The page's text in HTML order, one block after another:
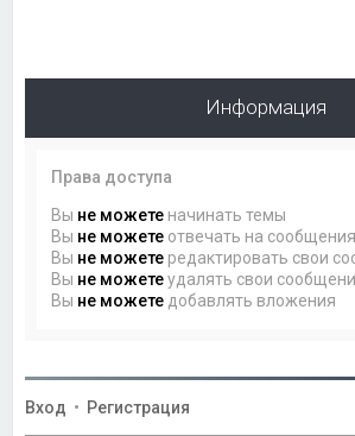
Информация
Права доступа
Вы не можете начинать темы
Вы не можете отвечать на сообщения
Вы не можете редактировать свои
Вы не можетеудалять свои
Вы не можете добавлять вложения
Вход • Регистрация